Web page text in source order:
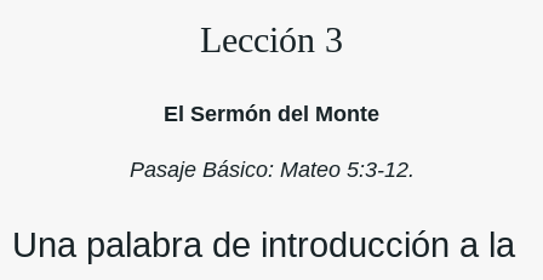
Lección 3
El Sermón del Monte
Pasaje Básico: Mateo 5:3-12.
Una palabra de introducción a la